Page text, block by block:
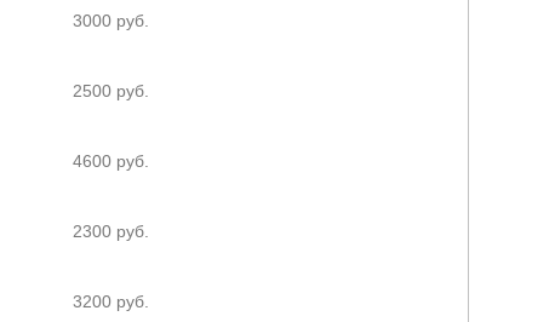
3000 руб.
2500 руб.
4600 руб.
2300 руб.
3200 руб.